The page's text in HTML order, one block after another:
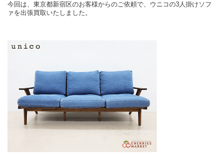
今回は、東京都新宿区のお客様からのご依頼で、ウニコの3人掛けソフ
ァを出張買取いたしました。